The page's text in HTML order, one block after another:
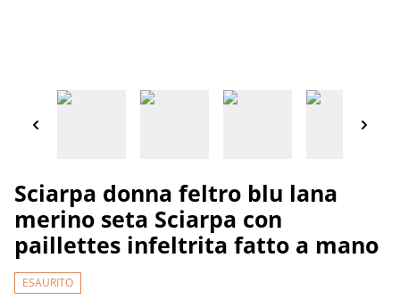
Sciarpa donna feltro blu lana
merino seta Sciarpa con
paillettes infeltrita fatto a mano
ESAURITO